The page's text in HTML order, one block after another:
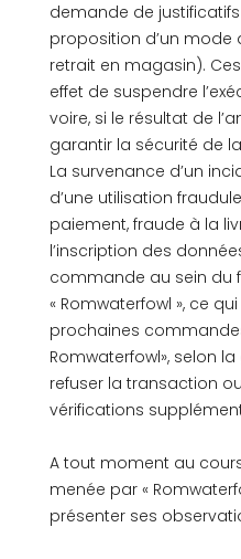
demande de
proposition d’un mode
retrait en magasin).
effet de suspendre
voire, si le résultat de
garantir la sécurité de
La survenance d’un
d’une utilisation
paiement, fraude à la
l’inscription des
commande au sein du
« Romwaterfowl », ce
prochaines
Romwaterfowl», selon
refuser la transaction
vérifications
A tout moment au
menée par «
présenter ses